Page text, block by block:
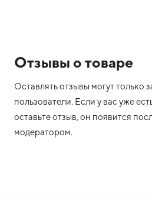
Отзывы о товаре
Оставлять отзывы могут только
пользователи. Если у вас уже
оставьте отзыв, он появится
модератором.